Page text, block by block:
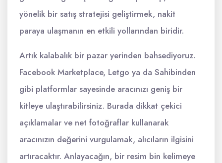
yönelik bir satış stratejisi geliştirmek, nakit
paraya ulaşmanın en etkili yollarından biridir.
Artık kalabalık bir pazar yerinden bahsediyoruz.
Facebook Marketplace, Letgo ya da Sahibinden
gibi platformlar sayesinde aracınızı geniş bir
kitleye ulaştırabilirsiniz. Burada dikkat çekici
açıklamalar ve net fotoğraflar kullanarak
aracınızın değerini vurgulamak, alıcıların ilgisini
artıracaktır. Anlayacağın, bir resim bin kelimeye